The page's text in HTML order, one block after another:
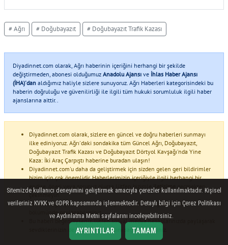
# Ağrı # Doğubayazıt # Doğubayazıt Trafik Kazası
Diyadinnet.com olarak, Ağrı haberinin içeriğini herhangi bir şekilde
değiştirmeden, abonesi olduğumuz Anadolu Ajansı ve İhlas Haber Ajansı
(İHA)'dan aldığımız haliyle sizlere sunuyoruz. Ağrı Haberleri kategorisindeki bu
haberin doğruluğu ve güvenilirliği ile ilgili tüm hukuki sorumluluk ilgili haber
ajanslarına aittir..
Diyadinnet.com olarak, sizlere en güncel ve doğru haberleri sunmayı
ilke ediniyoruz. Ağrı'daki sondakika tüm Güncel Ağrı, Doğubayazıt,
Doğubayazıt Trafik Kazası ve Doğubayazıt Dörtyol Kavşağı'nda Yine
Kaza: İki Araç Çarpıştı haberine buradan ulaşın!
Diyadinnet.com'u daha da geliştirmek için sizden gelen geri bildirimler
bizim için çok önemlidir. Haberlerimizin içeriğiyle ilgili herhangi bir
endişe, öneri veya sorunuz olursa lütfen bizimle iletişime
geçmekten
çekinmeyin.
Haberle ilgili yorumlarınızı ve düşüncelerinizi aşağıdaki yorum
bölümünde paylaşabilirsiniz.
Bu haberi beğendiyseniz, lütfen sosyal medya hesaplarınızda paylaşarak
sevdiklerinizin de haberdar olmasını sağlayabilirsiniz.
Sitemizde kullanıcı deneyimini geliştirmek amacıyla çerezler kullanılmaktadır. Kişisel
verileriniz KVKK ve GDPR kapsamında işlenmektedir. Detaylı bilgi için Çerez Politikası
ve Aydınlatma Metni sayfalarını inceleyebilirsiniz.
AYRINTILAR TAMAM